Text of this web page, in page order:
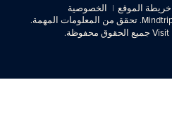
خريطة الموقع
الخصوصية